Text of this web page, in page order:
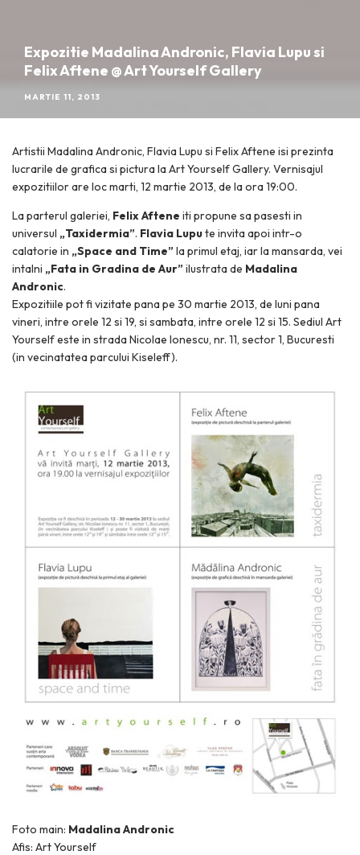
Expozitie Madalina Andronic, Flavia Lupu si
Felix Aftene @ Art Yourself Gallery
MARTIE 11, 2013
Artistii Madalina Andronic, Flavia Lupu si Felix Aftene isi prezinta
lucrarile de grafica si pictura la Art Yourself Gallery. Vernisajul
expozitiilor are loc marti, 12 martie 2013, de la ora 19:00.
La parterul galeriei, Felix Aftene iti propune sa pasesti in
universul „Taxidermia”. Flavia Lupute invita apoi intr-o
calatorie in „Space and Time” la primul etaj, iar la mansarda, vei
intalni „Fata in Gradina de Aur” ilustrata de Madalina
Andronic.
Expozitiile pot fi vizitate pana pe 30 martie 2013, de luni pana
vineri, intre orele 12 si 19, si sambata, intre orele 12 si 15. Sediul Art
Yourself este in strada Nicolae Ionescu, nr. 11, sector 1, Bucuresti
(in vecinatatea parcului Kiseleff).
Foto main: Madalina Andronic
Afis: Art Yourself